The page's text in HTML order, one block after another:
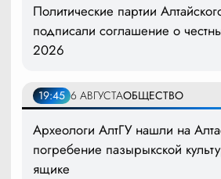
Политические партии
подписали соглашение о
2026
19:45 6 АВГУСТАОБЩЕСТВО
Археологи АлтГУ нашли на
погребение пазырыкской
ящике